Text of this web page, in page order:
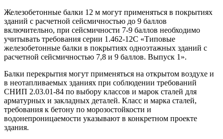
Железобетонные балки 12 м могут применяться в покрытиях
зданий с расчетной сейсмичностью до 9 баллов
включительно, при сейсмичности 7-9 баллов необходимо
учитывать требования серии 1.462-12С «Типовые
железобетонные балки в покрытиях одноэтажных зданий с
расчетной сейсмичностью 7,8 и 9 баллов. Выпуск 1».
Балки перекрытия могут применяться на открытом воздухе и
в неотапливаемых зданиях при соблюдении требований
СНИП 2.03.01-84 по выбору классов и марок сталей для
арматурных и закладных деталей. Класс и марка сталей,
требования к бетону по морозостойкости и
водонепроницаемости указывают в конкретном проекте
здания.